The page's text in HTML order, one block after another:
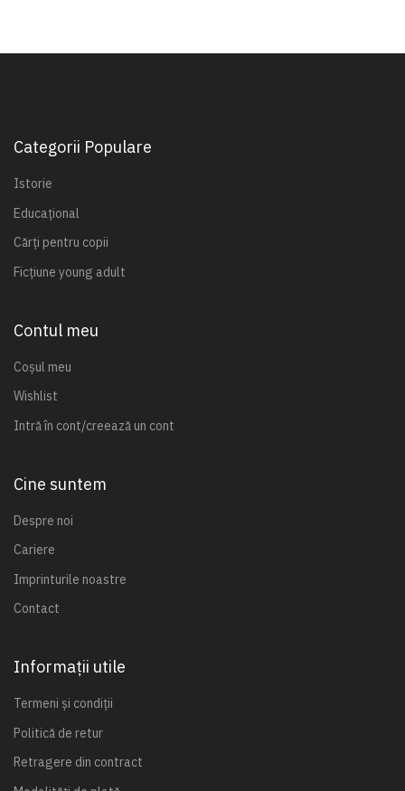
Categorii Populare
Istorie
Educațional
Cărți pentru copii
Ficțiune young adult
Contul meu
Coșul meu
Wishlist
Intră în cont/creează un cont
Cine suntem
Despre noi
Cariere
Imprinturile noastre
Contact
Informații utile
Termeni și condiții
Politică de retur
Retragere din contract